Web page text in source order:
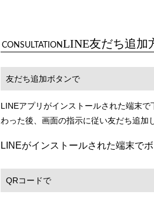
CONSULTATIONLINE友だち追加
友だち追加ボタンで
LINEアプリがインストールされた端末
わった後、画面の指示に従い友だち追加
LINEがインストールされた端末で
QRコードで